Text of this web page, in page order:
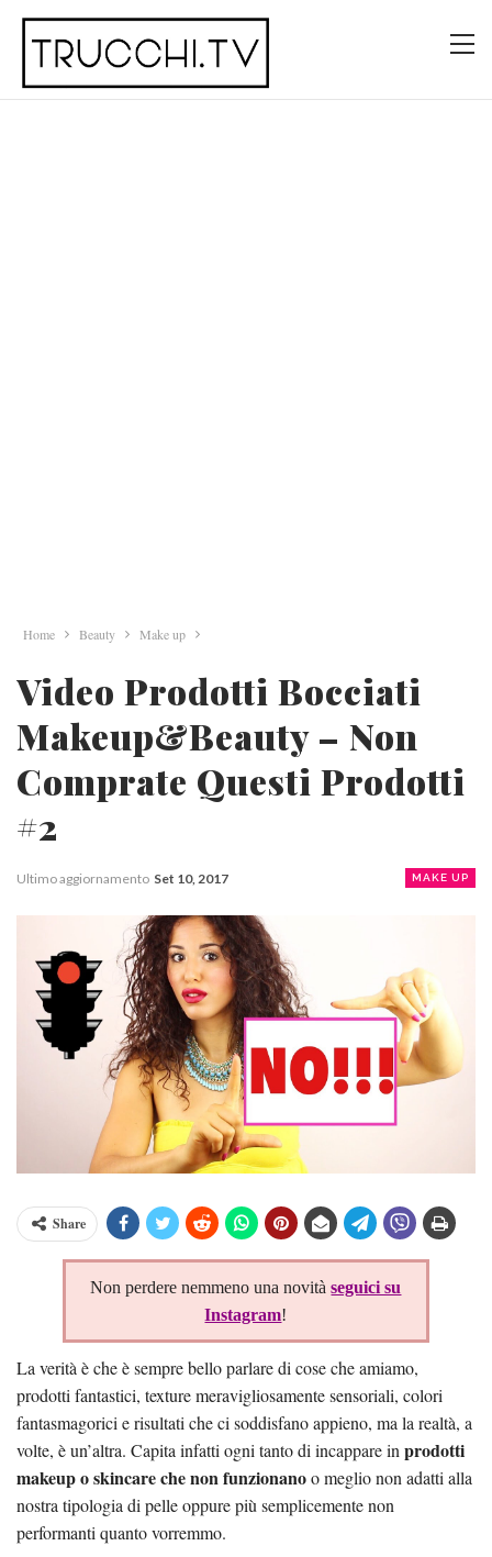
Home Beauty Make up
Video Prodotti Bocciati
Makeup&Beauty – Non
Comprate Questi Prodotti
#2
MAKE UP
Ultimo aggiornamento Set 10, 2017
Share
Non perdere nemmeno una novitàseguici su
Instagram!
La verità è che è sempre bello parlare di cose che amiamo,
prodotti fantastici, texture meravigliosamente sensoriali, colori
fantasmagorici e risultati che ci soddisfano appieno, ma la realtà, a
volte, è un’altra. Capita infatti ogni tanto di incappare in prodotti
makeup o skincare che non funzionanoo meglio non adatti alla
nostra tipologia di pelle oppure più semplicemente non
performanti quanto vorremmo.